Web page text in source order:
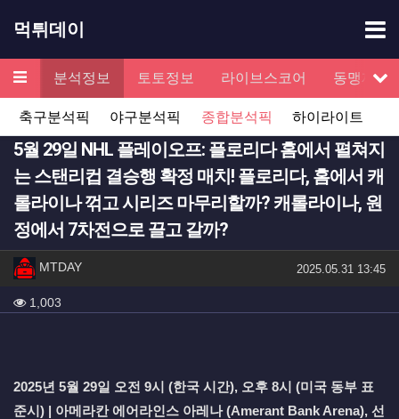
먹튀데이
메뉴
증 분석정보 토토정보 라이브스코어
동맹제휴
축구분석픽
야구분석픽 종합분석픽 하이라이트
5월 29일 NHL 플레이오프: 플로리다 홈에서 펼쳐지
는 스탠리컵 결승행 확정 매치! 플로리다, 홈에서 캐
롤라이나 꺾고 시리즈 마무리할까? 캐롤라이나, 원
정에서 7차전으로 끌고 갈까?
작성자 정보
MTDAY작성 작성일
2025.05.31 13:45
컨텐츠 정보
1,003
2025년 5월 29일 오전 9시 (한국 시간), 오후 8시 (미국 동부 표
준시) | 아메라칸 에어라인스 아레나 (Amerant Bank Arena), 선